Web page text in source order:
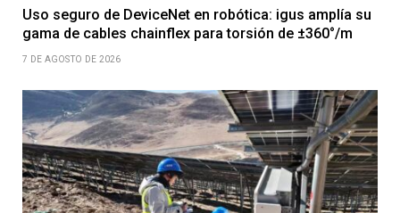
Uso seguro de DeviceNet en robótica: igus amplía su
gama de cables chainflex para torsión de ±360°/m
7 DE AGOSTO DE 2026